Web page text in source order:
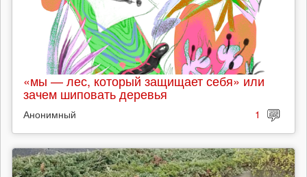
«мы — лес, который защищает себя» или
зачем шиповать деревья
Анонимный 1